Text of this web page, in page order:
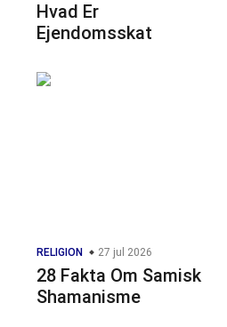
Hvad Er
Ejendomsskat
RELIGION 27 jul 2026
28 Fakta Om Samisk
Shamanisme